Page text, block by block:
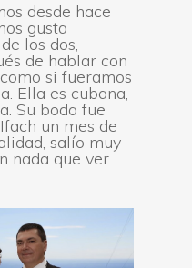
desde hace
gusta
los dos,
de hablar con
si fueramos
Ella es cubana,
Su boda fue
un mes de
salío muy
nada que ver